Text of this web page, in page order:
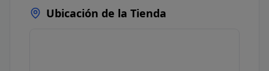
Ubicación de la Tienda